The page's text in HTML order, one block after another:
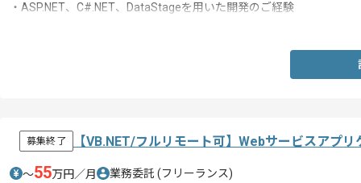
・ASP.NET、C#.NET、DataStageを用いた開発のご経験
募集終了 【VB.NET/フルリモート可】Webサービスアプ
〜55万円／月 業務委託 (フリーランス)